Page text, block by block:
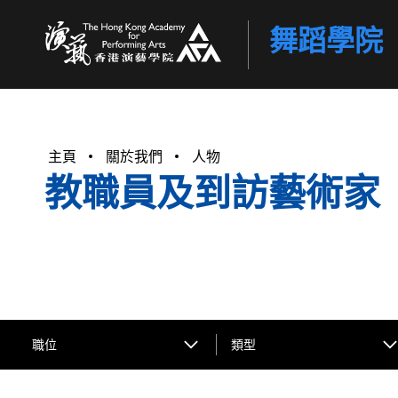
舞蹈學院
主頁 關於我們 人物
教職員及到訪藝術家
職位 類型